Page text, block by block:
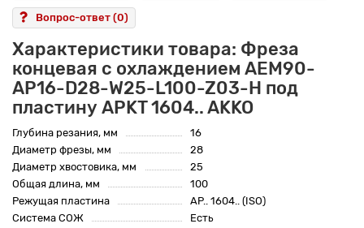
Вопрос-ответ (0)
Характеристики товара: Фреза
концевая с охлаждением AEM90-
AP16-D28-W25-L100-Z03-H под
пластину APKT 1604.. AKKO
Глубина резания, мм
16
Диаметр фрезы, мм
28
Диаметр хвостовика, мм
25
Общая длина, мм
100
Режущая пластина
AP.. 1604.. (ISO)
Система СОЖ
Есть